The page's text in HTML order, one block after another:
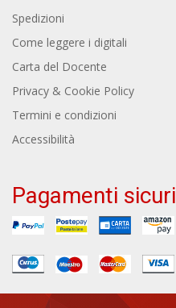
Spedizioni
Come leggere i digitali
Carta del Docente
Privacy & Cookie Policy
Termini e condizioni
Accessibilità
Pagamenti sicuri